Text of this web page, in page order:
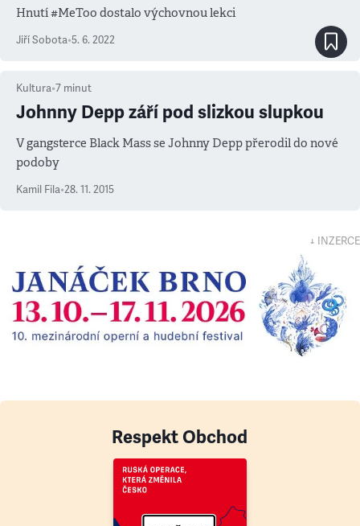
Hnutí #MeToo dostalo výchovnou lekci
Jiří Sobota•5. 6. 2022
Kultura•7 minut
Johnny Depp září pod slizkou slupkou
V gangsterce Black Mass se Johnny Depp přerodil do nové
podoby
Kamil Fila•28. 11. 2015
↓ INZERCE
Respekt Obchod